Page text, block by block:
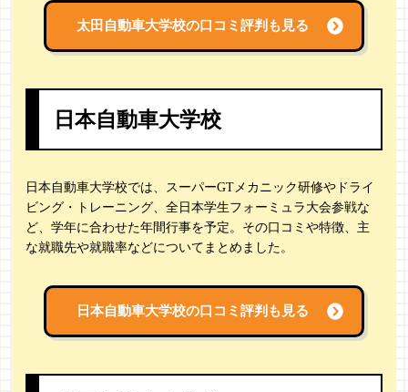
太田自動車大学校の口コミ評判も見る
日本自動車大学校
日本自動車大学校では、スーパーGTメカニック研修やドライ
ビング・トレーニング、全日本学生フォーミュラ大会参戦な
ど、学年に合わせた年間行事を予定。その口コミや特徴、主
な就職先や就職率などについてまとめました。
日本自動車大学校の口コミ評判も見る